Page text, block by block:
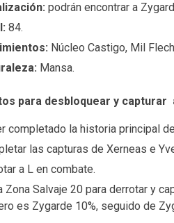
podrán encontrar a
84.
Núcleo Castigo, Mil
Mansa.
para desbloquear y capturar
completado la historia principal
las capturas de Xerneas e
a L en combate.
Zona Salvaje 20 para derrotar y
es Zygarde 10%, seguido de